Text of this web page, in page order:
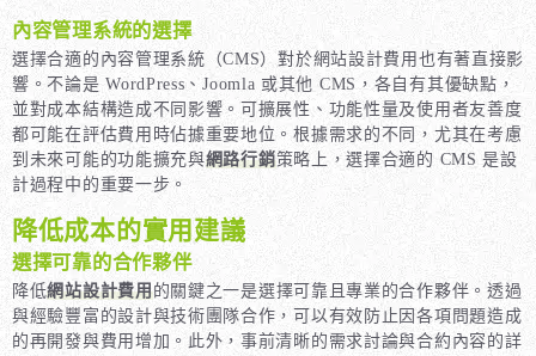
內容管理系統的選擇
選擇合適的內容管理系統（CMS）對於網站設計費用 也有著直接影
響。不論是 WordPress、Joomla 或其他 CMS，各自有其優缺點，
並對成本結構造成不同影響。可擴展性、功能性量及使用者友善度
都可能在評估費用時佔據重要地位。根據需求的不同，尤其在考慮
到未來可能的功能擴充與網路行銷策略上，選擇合適的 CMS 是設
計過程中的重要一步。
降低成本的實用建議
選擇可靠的合作夥伴
降低網站設計費用的關鍵之一是選擇可靠且專業的合作夥伴。透過
與經驗豐富的設計與技術團隊合作，可以有效防止因各項問題造成
的再開發與費用增加。此外，事前清晰的需求討論與合約內容的詳